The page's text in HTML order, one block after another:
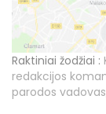
Raktiniai žodžiai :
redakcijos
parodos vadovas